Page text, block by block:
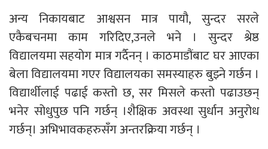
अन्य निकायबाट आश्वसन मात्र पायौ, सुन्दर सरले
एकैबचनमा काम गरिदिए,उनले भने । सुन्दर श्रेष्ठ
विद्यालयमा सहयोग मात्र गर्दैनन् । काठमाडौंबाट घर आएका
बेला विद्यालयमा गएर विद्यालयका समस्याहरु बुझ्ने गर्छन ।
विद्यार्थीलाई पढाई कस्तो छ, सर मिसले कस्तो पढाउछन्
भनेर सोधुपुछ पनि गर्छन् ।शैक्षिक अवस्था सुर्धान अनुरोध
गर्छन्। अभिभावकहरुसँग अन्तरक्रिया गर्छन् ।